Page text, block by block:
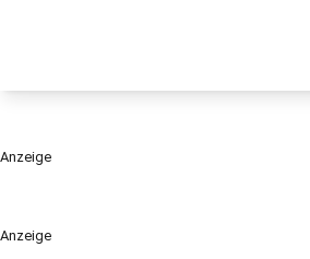
Anzeige
Anzeige